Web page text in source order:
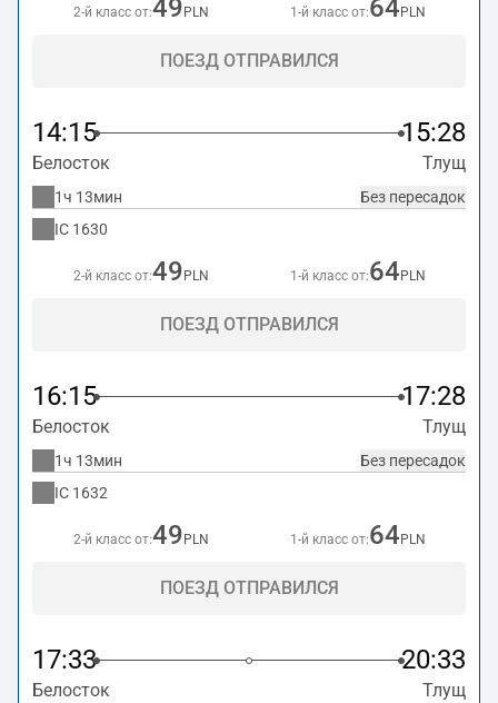
2-й класс от:49 PLN 1-й класс от:64 PLN
ПОЕЗД ОТПРАВИЛСЯ
14:15 15:28
Белосток Тлущ
Без пересадок
1ч 13мин
IC 1630
2-й класс от:49 PLN 1-й класс от:64 PLN
ПОЕЗД ОТПРАВИЛСЯ
16:15 17:28
Белосток Тлущ
Без пересадок
1ч 13мин
IC 1632
2-й класс от:49 PLN 1-й класс от:64 PLN
ПОЕЗД ОТПРАВИЛСЯ
17:33 20:33
Белосток Тлущ